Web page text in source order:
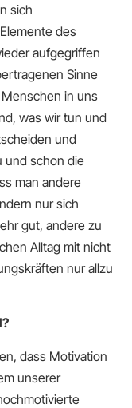
sich
des
aufgegriffen
Sinne
in uns
was wir tun und
und
und schon die
man andere
nur sich
gut, andere zu
Alltag mit nicht
nur allzu
dass Motivation
unserer